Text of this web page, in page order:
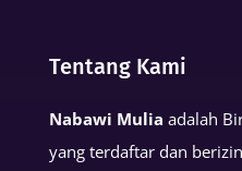
Tentang Kami
Nabawi Mulia adalah
yang terdaftar dan